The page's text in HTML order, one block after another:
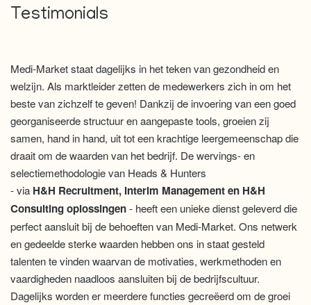
Testimonials
Medi-Market staat dagelijks in het teken van gezondheid en
welzijn. Als marktleider zetten de medewerkers zich in om het
beste van zichzelf te geven! Dankzij de invoering van een goed
georganiseerde structuur en aangepaste tools, groeien zij
samen, hand in hand, uit tot een krachtige leergemeenschap die
draait om de waarden van het bedrijf. De wervings- en
selectiemethodologie van Heads & Hunters
- via H&H Recruitment, Interim Management en H&H
Consulting oplossingen- heeft een unieke dienst geleverd die
perfect aansluit bij de behoeften van Medi-Market. Ons netwerk
en gedeelde sterke waarden hebben ons in staat gesteld
talenten te vinden waarvan de motivaties, werkmethoden en
vaardigheden naadloos aansluiten bij de bedrijfscultuur.
Dagelijks worden er meerdere functies gecreëerd om de groei